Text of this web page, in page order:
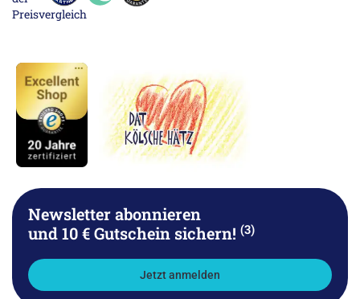
Newsletter abonnieren
und 10 € Gutschein sichern! (3)
Jetzt anmelden